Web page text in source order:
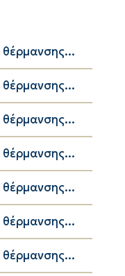
θέρμανσης...
θέρμανσης...
θέρμανσης...
θέρμανσης...
θέρμανσης...
θέρμανσης...
θέρμανσης...